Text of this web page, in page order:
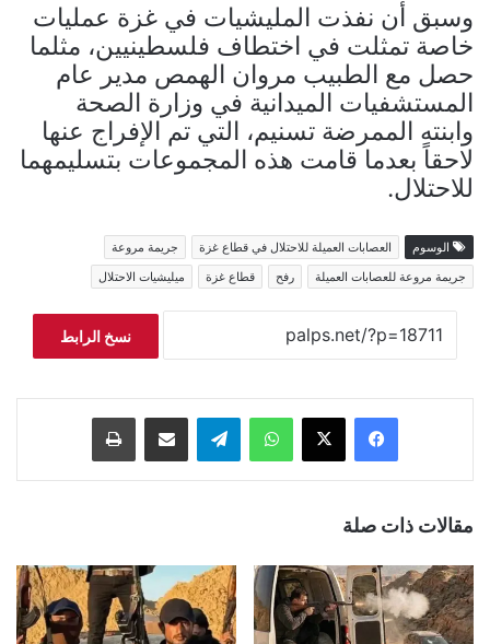
وسبق أن نفذت المليشيات في غزة عمليات
خاصة تمثلت في اختطاف فلسطينيين، مثلما
حصل مع الطبيب مروان الهمص مدير عام
المستشفيات الميدانية في وزارة الصحة
وابنته الممرضة تسنيم، التي تم الإفراج عنها
لاحقاً بعدما قامت هذه المجموعات بتسليمهما
للاحتلال.
الوسوم العصابات العميلة للاحتلال في قطاع غزة
جريمة مروعة
جريمة مروعة للعصابات العميلة
رفح قطاع غزة ميليشيات الاحتلال
نسخ الرابط
فيسبوك ‫X واتساب تيلقرام مشاركة عبر البريد طباعة
مقالات ذات صلة